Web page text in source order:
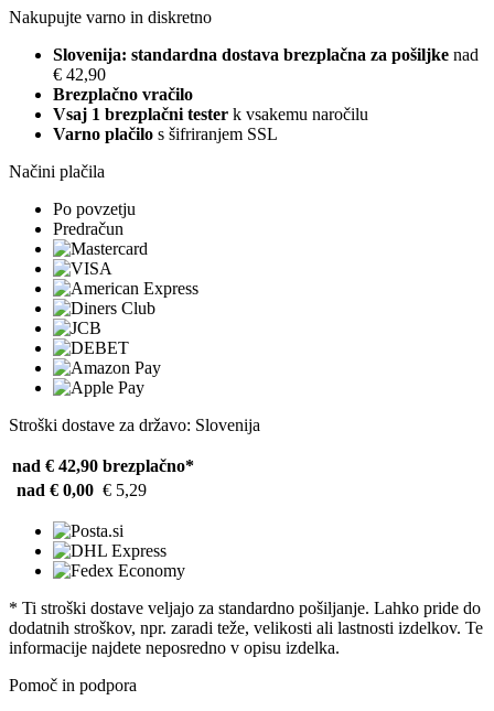
Nakupujte varno in diskretno
Slovenija: standardna dostava brezplačna za pošiljke nad
€ 42,90
Brezplačno vračilo
Vsaj 1 brezplačni tester k vsakemu naročilu
Varno plačilo s šifriranjem SSL
Načini plačila
Po povzetju
Predračun
Stroški dostave za državo: Slovenija
nad € 42,90 brezplačno*
nad € 0,00 € 5,29
* Ti stroški dostave veljajo za standardno pošiljanje. Lahko pride do
dodatnih stroškov, npr. zaradi teže, velikosti ali lastnosti izdelkov. Te
informacije najdete neposredno v opisu izdelka.
Pomoč in podpora